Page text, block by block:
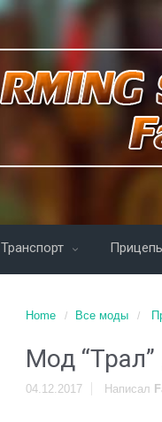
Транспорт
Home Все моды
Мод
04.12.2017 Написал